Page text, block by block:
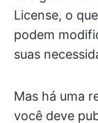
License, o
podem
suas
Mas há uma
você deve